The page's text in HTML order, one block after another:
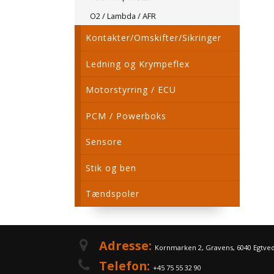
O2 / Lambda / AFR
Kontakter/Omskifter/Sikringer
Ledning og Krympeflex
Motorstyrring / ECU
PCM / Powerboks
Sensore
Stik og ben
Tændspoler
Adresse: Kornmarken 2, Gravens, 6040
Telefon: +45 75 55 32 90